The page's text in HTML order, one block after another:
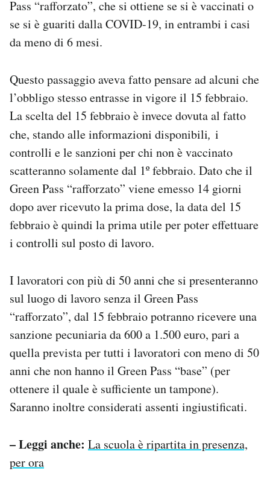
Pass “rafforzato”, che si ottiene se si è vaccinati o
se si è guariti dalla COVID-19, in entrambi i casi
da meno di 6 mesi.
Questo passaggio aveva fatto pensare ad alcuni che
l’obbligo stesso entrasse in vigore il 15 febbraio.
La scelta del 15 febbraio è invece dovuta al fatto
che, stando alle informazioni disponibili, i
controlli e le sanzioni per chi non è vaccinato
scatteranno solamente dal 1º febbraio. Dato che il
Green Pass “rafforzato” viene emesso 14 giorni
dopo aver ricevuto la prima dose, la data del 15
febbraio è quindi la prima utile per poter effettuare
i controlli sul posto di lavoro.
I lavoratori con più di 50 anni che si presenteranno
sul luogo di lavoro senza il Green Pass
“rafforzato”, dal 15 febbraio potranno ricevere una
sanzione pecuniaria da 600 a 1.500 euro, pari a
quella prevista per tutti i lavoratori con meno di 50
anni che non hanno il Green Pass “base” (per
ottenere il quale è sufficiente un tampone).
Saranno inoltre considerati assenti ingiustificati.
– Leggi anche: La scuola è ripartita in presenza,
per ora